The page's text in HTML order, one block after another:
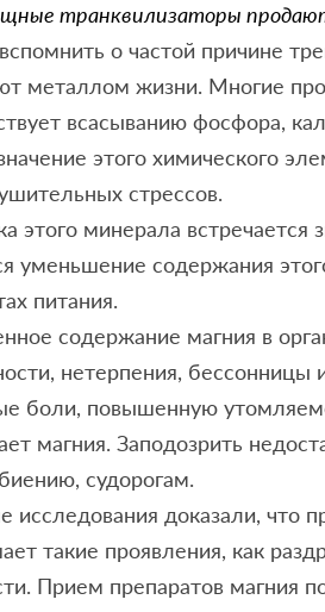
транквилизаторы
о частой причине
металлом жизни. Многие
всасыванию фосфора,
этого химического
стрессов.
этого минерала
уменьшение содержания
питания.
содержание магния в
нетерпения,
боли, повышенную
магния. Заподозрить
судорогам.
исследования доказали, что
такие проявления, как
Прием препаратов магния